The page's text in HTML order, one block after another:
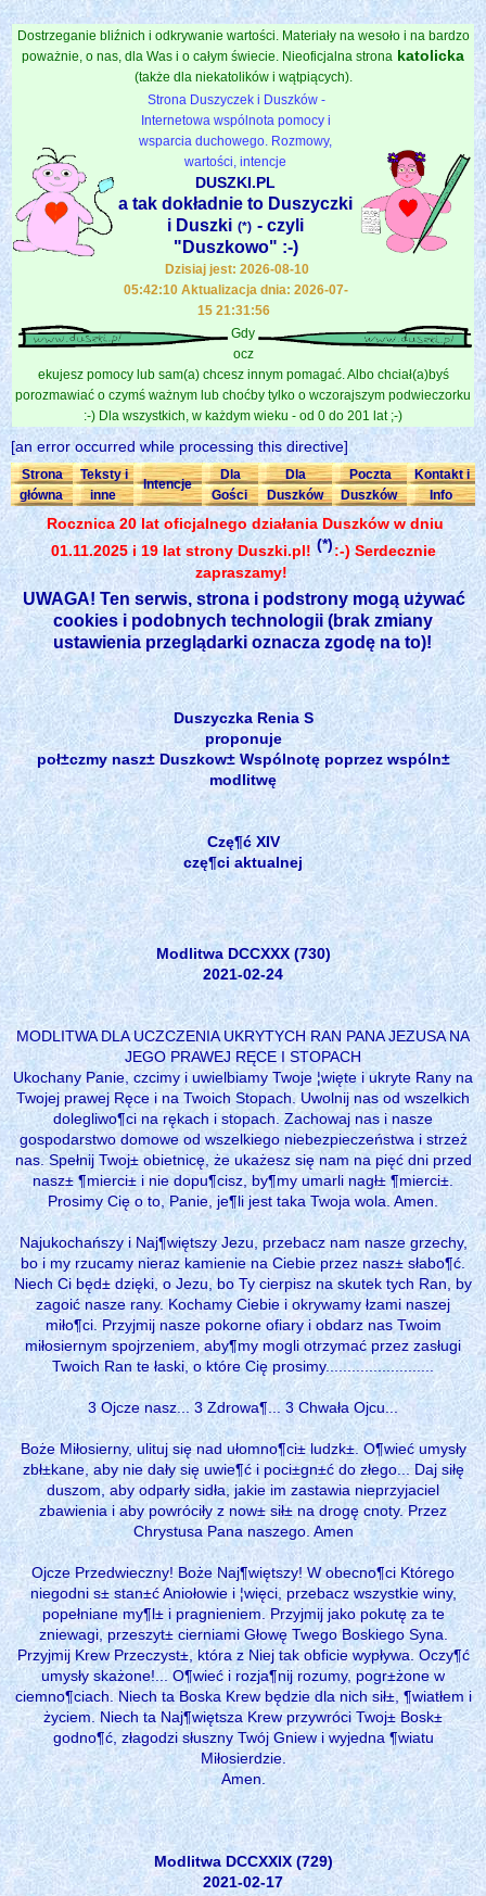
Dostrzeganie bliźnich i odkrywanie wartości. Materiały na wesoło i na bardzo
poważnie, o nas, dla Was i o całym świecie. Nieoficjalna strona katolicka
(także dla niekatolików i wątpiących).
Strona Duszyczek i Duszków -
Internetowa wspólnota pomocy i
wsparcia duchowego. Rozmowy,
wartości, intencje
DUSZKI.PL
a tak dokładnie to Duszyczki
i Duszki (*) - czyli
"Duszkowo" :-)
Dzisiaj jest: 2026-08-10
05:42:10 Aktualizacja dnia: 2026-07-
15 21:31:56
Gdy
ocz
ekujesz pomocy lub sam(a) chcesz innym pomagać. Albo chciał(a)byś
porozmawiać o czymś ważnym lub choćby tylko o wczorajszym podwieczorku
:-) Dla wszystkich, w każdym wieku - od 0 do 201 lat ;-)
[an error occurred while processing this directive]
Strona
główna
Teksty i
inne
Intencje
Dla
Gości
Dla
Duszków
Poczta
Duszków
Kontakt i
Info
Rocznica 20 lat oficjalnego działania Duszków w dniu
01.11.2025 i 19 lat strony Duszki.pl!(*):-) Serdecznie
zapraszamy!
UWAGA! Ten serwis, strona i podstrony mogą używać
cookies i podobnych technologii (brak zmiany
ustawienia przeglądarki oznacza zgodę na to)!
Duszyczka Renia S
proponuje
poł±czmy nasz± Duszkow± Wspólnotę poprzez wspóln±
modlitwę
Czę¶ć XIV
czę¶ci aktualnej
Modlitwa DCCXXX (730)
2021-02-24
MODLITWA DLA UCZCZENIA UKRYTYCH RAN PANA JEZUSA NA
JEGO PRAWEJ RĘCE I STOPACH
Ukochany Panie, czcimy i uwielbiamy Twoje ¦więte i ukryte Rany na
Twojej prawej Ręce i na Twoich Stopach. Uwolnij nas od wszelkich
dolegliwo¶ci na rękach i stopach. Zachowaj nas i nasze
gospodarstwo domowe od wszelkiego niebezpieczeństwa i strzeż
nas. Spełnij Twoj± obietnicę, że ukażesz się nam na pięć dni przed
nasz± ¶mierci± i nie dopu¶cisz, by¶my umarli nagł± ¶mierci±.
Prosimy Cię o to, Panie, je¶li jest taka Twoja wola. Amen.
Najukochańszy i Naj¶więtszy Jezu, przebacz nam nasze grzechy,
bo i my rzucamy nieraz kamienie na Ciebie przez nasz± słabo¶ć.
Niech Ci będ± dzięki, o Jezu, bo Ty cierpisz na skutek tych Ran, by
zagoić nasze rany. Kochamy Ciebie i okrywamy łzami naszej
miło¶ci. Przyjmij nasze pokorne ofiary i obdarz nas Twoim
miłosiernym spojrzeniem, aby¶my mogli otrzymać przez zasługi
Twoich Ran te łaski, o które Cię prosimy.........................
3 Ojcze nasz... 3 Zdrowa¶... 3 Chwała Ojcu...
Boże Miłosierny, ulituj się nad ułomno¶ci± ludzk±. O¶wieć umysły
zbł±kane, aby nie dały się uwie¶ć i poci±gn±ć do złego... Daj siłę
duszom, aby odparły sidła, jakie im zastawia nieprzyjaciel
zbawienia i aby powróciły z now± sił± na drogę cnoty. Przez
Chrystusa Pana naszego. Amen
Ojcze Przedwieczny! Boże Naj¶więtszy! W obecno¶ci Którego
niegodni s± stan±ć Aniołowie i ¦więci, przebacz wszystkie winy,
popełniane my¶l± i pragnieniem. Przyjmij jako pokutę za te
zniewagi, przeszyt± cierniami Głowę Twego Boskiego Syna.
Przyjmij Krew Przeczyst±, która z Niej tak obficie wypływa. Oczy¶ć
umysły skażone!... O¶wieć i rozja¶nij rozumy, pogr±żone w
ciemno¶ciach. Niech ta Boska Krew będzie dla nich sił±, ¶wiatłem i
życiem. Niech ta Naj¶więtsza Krew przywróci Twoj± Bosk±
godno¶ć, złagodzi słuszny Twój Gniew i wyjedna ¶wiatu
Miłosierdzie.
Amen.
Modlitwa DCCXXIX (729)
2021-02-17